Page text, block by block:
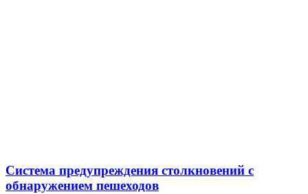
Система предупреждения столкновений с
обнаружением пешеходов